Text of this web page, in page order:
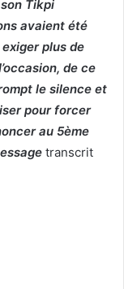
Tikpi
avaient été
plus de
de ce
le silence et
pour forcer
au 5ème
transcrit